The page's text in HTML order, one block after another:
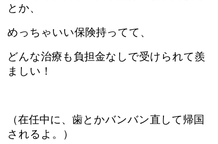
とか、
めっちゃいい保険持ってて、
どんな治療も負担金なしで受けられて羨
ましい！
（在任中に、歯とかバンバン直して帰国
されるよ。）